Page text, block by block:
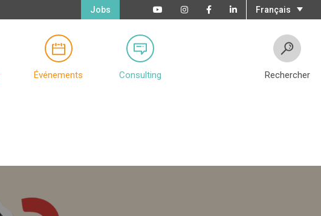
Français
Jobs
Événements Consulting Rechercher